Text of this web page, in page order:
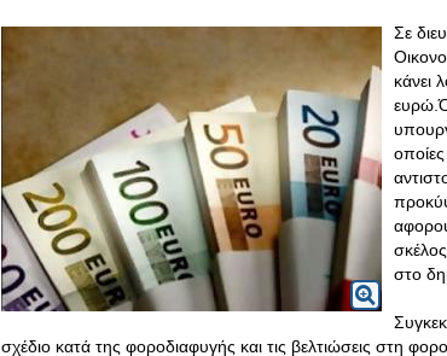
Σε
κάνει
στο
σχέδιο κατά της φοροδιαφυγής και τις βελτιώσεις στη